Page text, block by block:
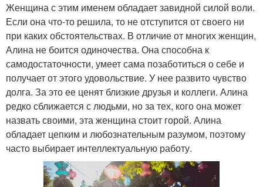
Женщина с этим именем обладает завидной силой воли.
Если она что-то решила, то не отступится от своего ни
при каких обстоятельствах. В отличие от многих женщин,
Алина не боится одиночества. Она способна к
самодостаточности, умеет сама позаботиться о себе и
получает от этого удовольствие. У нее развито чувство
долга. За это ее ценят близкие друзья и коллеги. Алина
редко сближается с людьми, но за тех, кого она может
назвать своими, эта женщина стоит горой. Алина
обладает цепким и любознательным разумом, поэтому
часто выбирает интеллектуальную работу.